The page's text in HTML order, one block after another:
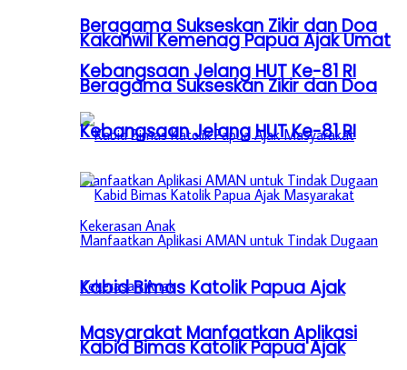
Beragama Sukseskan Zikir dan Doa
Kebangsaan Jelang HUT Ke-81 RI
Kabid Bimas Katolik Papua Ajak
Masyarakat Manfaatkan Aplikasi
Kakanwil Kemenag Papua Ajak Umat
Beragama Sukseskan Zikir dan Doa
Kebangsaan Jelang HUT Ke-81 RI
Kabid Bimas Katolik Papua Ajak